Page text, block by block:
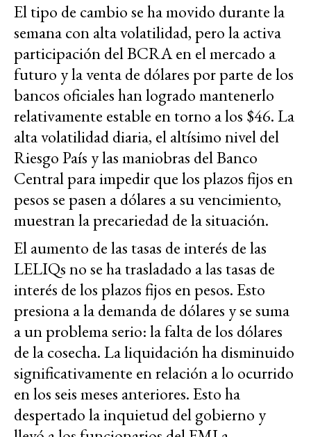
El tipo de cambio se ha movido durante la
semana con alta volatilidad, pero la activa
participación del BCRA en el mercado a
futuro y la venta de dólares por parte de los
bancos oficiales han logrado mantenerlo
relativamente estable en torno a los $46. La
alta volatilidad diaria, el altísimo nivel del
Riesgo País y las maniobras del Banco
Central para impedir que los plazos fijos en
pesos se pasen a dólares a su vencimiento,
muestran la precariedad de la situación.
El aumento de las tasas de interés de las
LELIQs no se ha trasladado a las tasas de
interés de los plazos fijos en pesos. Esto
presiona a la demanda de dólares y se suma
a un problema serio: la falta de los dólares
de la cosecha. La liquidación ha disminuido
significativamente en relación a lo ocurrido
en los seis meses anteriores. Esto ha
despertado la inquietud del gobierno y